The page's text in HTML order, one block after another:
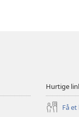
Hurtige
Få